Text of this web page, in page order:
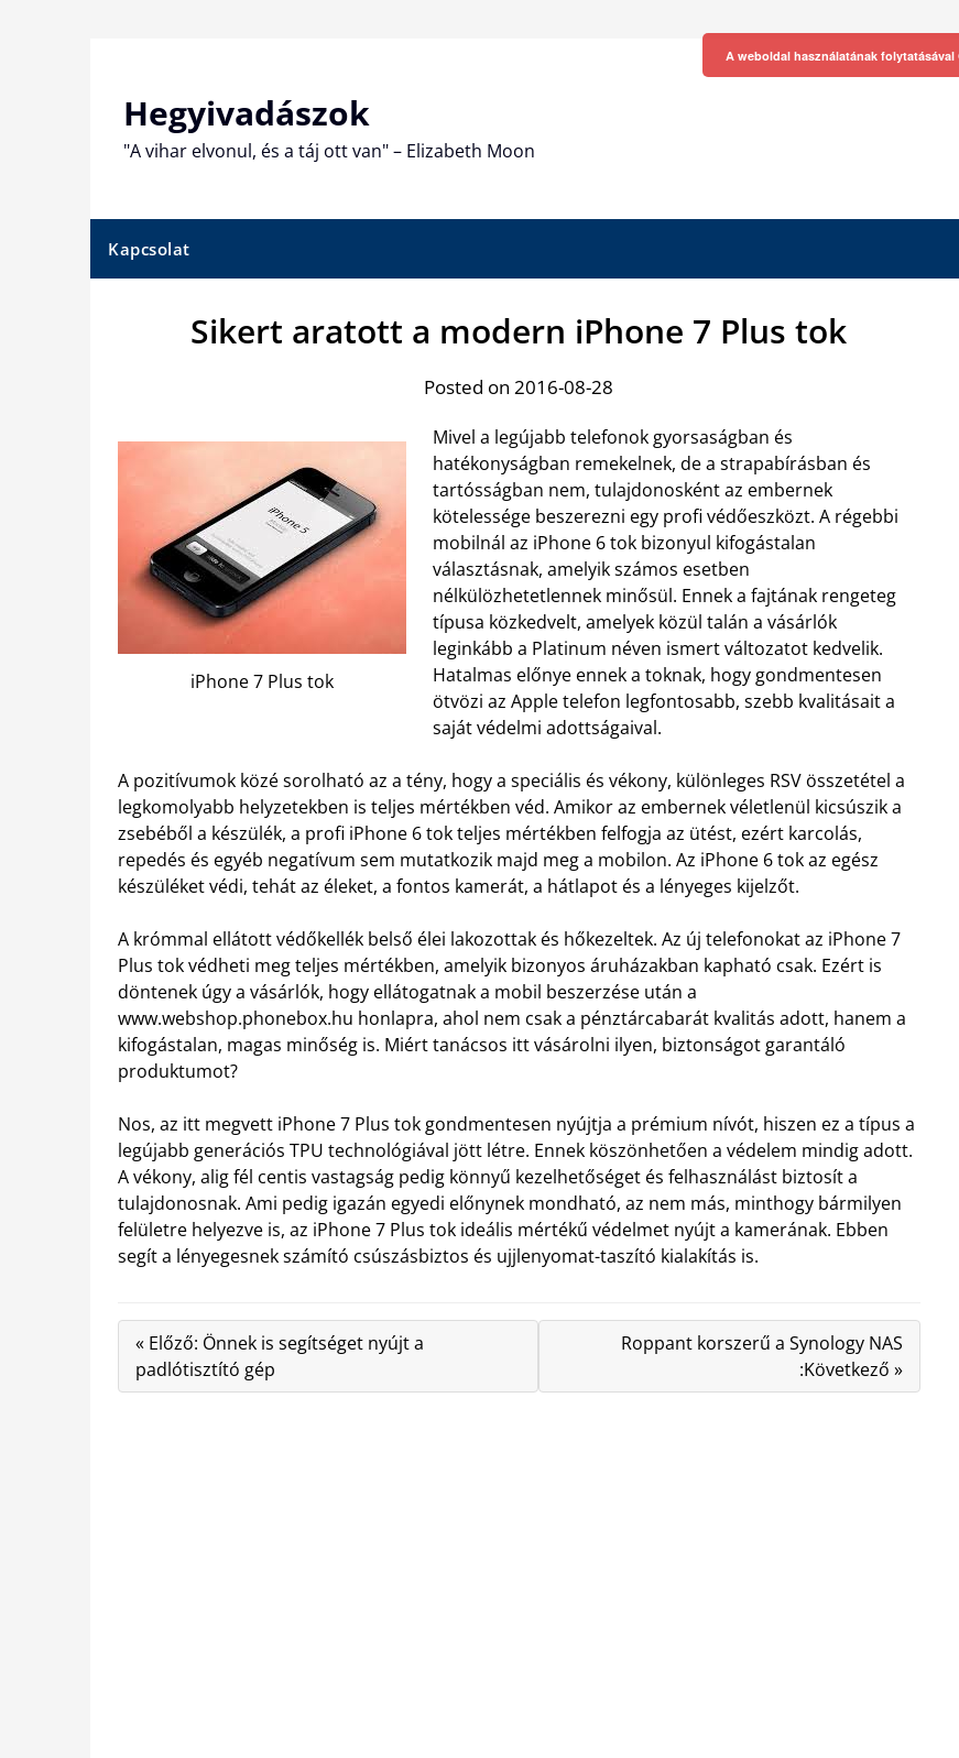
Hegyivadászok
"A vihar elvonul, és a táj ott van" – Elizabeth Moon
Kapcsolat
Sikert aratott a modern iPhone 7 Plus tok
Posted on 2016-08-28
iPhone 7 Plus tok
Mivel a legújabb telefonok gyorsaságban és
hatékonyságban remekelnek, de a strapabírásban és
tartósságban nem, tulajdonosként az embernek
kötelessége beszerezni egy profi védőeszközt. A régebbi
mobilnál az iPhone 6 tok bizonyul kifogástalan
választásnak, amelyik számos esetben
nélkülözhetetlennek minősül. Ennek a fajtának rengeteg
típusa közkedvelt, amelyek közül talán a vásárlók
leginkább a Platinum néven ismert változatot kedvelik.
Hatalmas előnye ennek a toknak, hogy gondmentesen
ötvözi az Apple telefon legfontosabb, szebb kvalitásait a
saját védelmi adottságaival.
A pozitívumok közé sorolható az a tény, hogy a speciális és vékony, különleges RSV összetétel a
legkomolyabb helyzetekben is teljes mértékben véd. Amikor az embernek véletlenül kicsúszik a
zsebéből a készülék, a profi iPhone 6 tok teljes mértékben felfogja az ütést, ezért karcolás,
repedés és egyéb negatívum sem mutatkozik majd meg a mobilon. Az iPhone 6 tok az egész
készüléket védi, tehát az éleket, a fontos kamerát, a hátlapot és a lényeges kijelzőt.
A krómmal ellátott védőkellék belső élei lakozottak és hőkezeltek. Az új telefonokat az iPhone 7
Plus tok védheti meg teljes mértékben, amelyik bizonyos áruházakban kapható csak. Ezért is
döntenek úgy a vásárlók, hogy ellátogatnak a mobil beszerzése után a
www.webshop.phonebox.hu honlapra, ahol nem csak a pénztárcabarát kvalitás adott, hanem a
kifogástalan, magas minőség is. Miért tanácsos itt vásárolni ilyen, biztonságot garantáló
produktumot?
Nos, az itt megvett iPhone 7 Plus tok gondmentesen nyújtja a prémium nívót, hiszen ez a típus a
legújabb generációs TPU technológiával jött létre. Ennek köszönhetően a védelem mindig adott.
A vékony, alig fél centis vastagság pedig könnyű kezelhetőséget és felhasználást biztosít a
tulajdonosnak. Ami pedig igazán egyedi előnynek mondható, az nem más, minthogy bármilyen
felületre helyezve is, az iPhone 7 Plus tok ideális mértékű védelmet nyújt a kamerának. Ebben
segít a lényegesnek számító csúszásbiztos és ujjlenyomat-taszító kialakítás is.
« Előző: Önnek is segítséget nyújt a
padlótisztító gép
Roppant korszerű a Synology NAS
:Következő »
A weboldal használatának